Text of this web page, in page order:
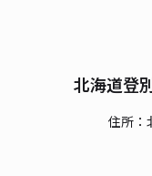
北海道登
住所：